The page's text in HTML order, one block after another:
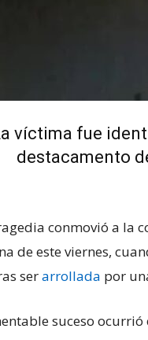
víctima fue
destacamento
conmovió a la
de este viernes,
serarrollada por
suceso